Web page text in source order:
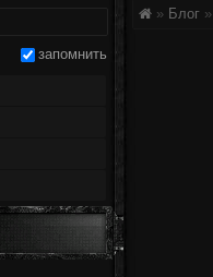
» Блог »
запомнить